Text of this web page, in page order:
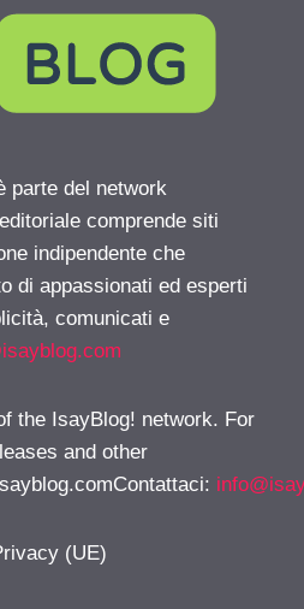
parte del network
comprende siti
indipendente che
di appassionati ed esperti
comunicati e
the IsayBlog! network. For
and other
:
(UE)